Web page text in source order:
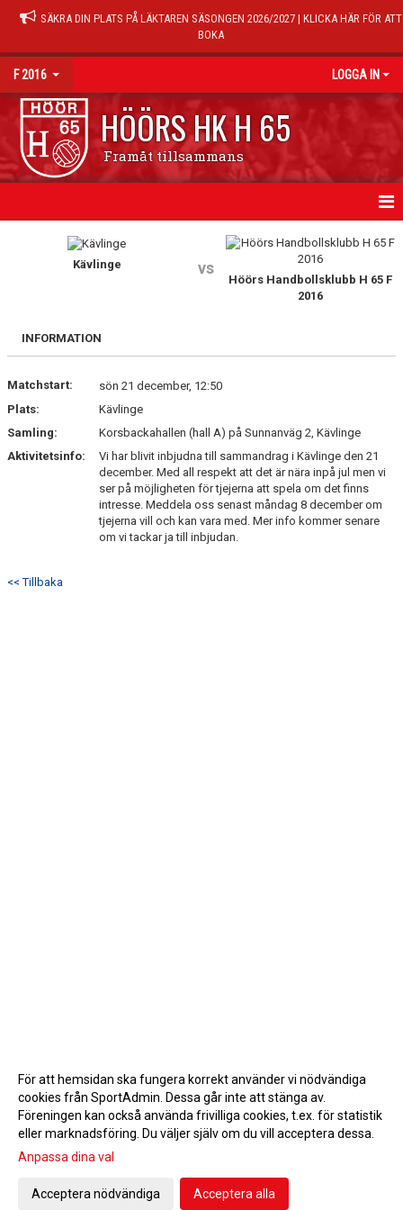
SÄKRA DIN PLATS PÅ LÄKTAREN SÄSONGEN 2026/2027 | KLICKA HÄR FÖR ATT
BOKA
F 2016 LOGGA IN
HÖÖRS HK H 65
Framåt tillsammans
MATCHER
TRUPPEN
BILDGALLERI
Kävlinge vs
Höörs Handbollsklubb H 65 F
2016
INFORMATION
Matchstart:
sön 21 december, 12:50
Plats:
Kävlinge
Samling:
Korsbackahallen (hall A) på Sunnanväg 2, Kävlinge
Aktivitetsinfo:
Vi har blivit inbjudna till sammandrag i Kävlinge den 21
december. Med all respekt att det är nära inpå jul men vi
ser på möjligheten för tjejerna att spela om det finns
intresse. Meddela oss senast måndag 8 december om
tjejerna vill och kan vara med. Mer info kommer senare
om vi tackar ja till inbjudan.
<< Tillbaka
Gå till Webbversion
För att hemsidan ska fungera korrekt använder vi nödvändiga
cookies från SportAdmin. Dessa går inte att stänga av.
Föreningen kan också använda frivilliga cookies, t.ex. för statistik
eller marknadsföring. Du väljer själv om du vill acceptera dessa.
Anpassa dina val
Acceptera nödvändiga Acceptera alla